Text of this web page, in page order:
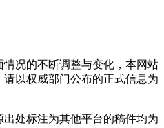
情况的不断调整与变化，本网站
以权威部门公布的正式信息为
出处标注为其他平台的稿件均为